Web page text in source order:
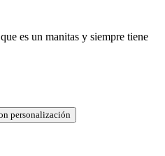
es un manitas y siempre tiene
personalización